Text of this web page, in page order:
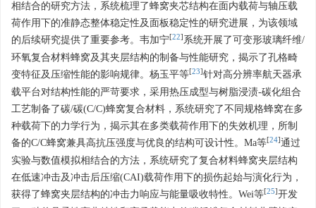
相结合的研究方法，系统梳理了蜂窝夹芯结构在面内载荷与轴压载
荷作用下的准静态整体稳定性及面板稳定性的研究进展，为该领域
的后续研究提供了重要参考。韦加宁[22] 系统开展了可变形玻璃纤维/
环氧复合材料蜂窝及其夹层结构的制备与性能研究，揭示了孔格畸
变特征及压缩性能的影响规律。杨玉平等[23]针对高分辨率航天器承
载平台对结构性能的严苛要求，采用热压成型与树脂浸渍-碳化组合
工艺制备了碳/碳(C/C)蜂窝复合材料，系统研究了不同规格蜂窝在多
种载荷下的力学行为，揭示其在多类载荷作用下的失效机理，所制
备的C/C蜂窝兼具高抗压强度与优良的结构可设计性。Ma等[24]通过
实验与数值模拟相结合的方法，系统研究了复合材料蜂窝夹层结构
在低速冲击及冲击后压缩(CAI)载荷作用下的损伤起始与演化行为，
获得了蜂窝夹层结构的冲击力响应与能量吸收特性。Wei等[25]开发